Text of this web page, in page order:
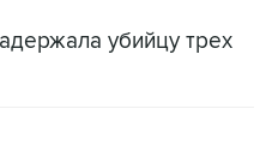
убийцу трех